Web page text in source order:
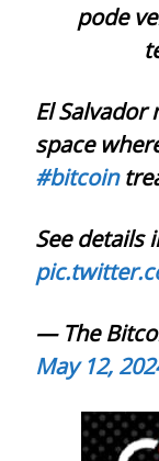
pode
El
space
#bitcoin
See details
— The
May 12,